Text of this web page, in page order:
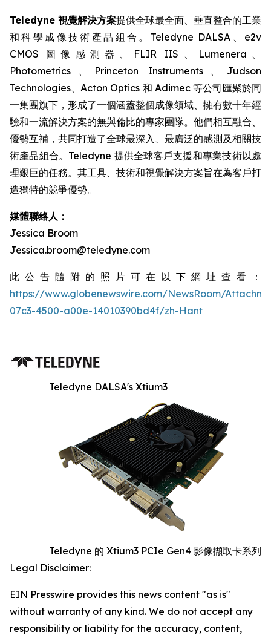
Teledyne 視覺解決方案提供全球最全面、垂直整合的工業
和科學成像技術產品組合。Teledyne DALSA、e2v
CMOS 圖像感測器、FLIR IIS、Lumenera、
Photometrics、Princeton Instruments、Judson
Technologies、Acton Optics 和 Adimec 等公司匯聚於同
一集團旗下，形成了一個涵蓋整個成像領域、擁有數十年經
驗和一流解決方案的無與倫比的專家團隊。他們相互融合、
優勢互補，共同打造了全球最深入、最廣泛的感測及相關技
術產品組合。Teledyne 提供全球客戶支援和專業技術以處
理艱巨的任務。其工具、技術和視覺解決方案旨在為客戶打
造獨特的競爭優勢。
媒體聯絡人：
Jessica Broom
Jessica.broom@teledyne.com
此公告隨附的照片可在以下網址查看：
https://www.globenewswire.com/NewsRoom/
07c3-4500-a00e-14010390bd4f/zh-Hant
Teledyne DALSA's Xtium3
Teledyne 的 Xtium3 PCIe Gen4 影像擷取卡系列
Legal Disclaimer:
EIN Presswire provides this news content "as is"
without warranty of any kind. We do not accept any
responsibility or liability for the accuracy, content,